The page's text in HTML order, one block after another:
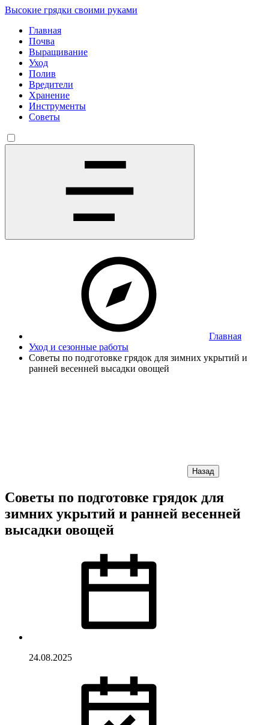
Высокие грядки своими руками
Главная
Почва
Выращивание
Уход
Полив
Вредители
Хранение
Инструменты
Советы
Главная
Уход и сезонные работы
Советы по подготовке грядок для зимних укрытий и
ранней весенней высадки овощей
Назад
Советы по подготовке грядок для
зимних укрытий и ранней весенней
высадки овощей
24.08.2025